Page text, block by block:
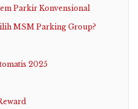
Parkir Konvensional
MSM Parking Group?
2025